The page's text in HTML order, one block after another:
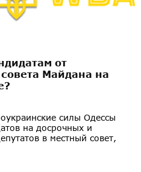
от
Майдана на
силы Одессы
на досрочных и
в местный совет,